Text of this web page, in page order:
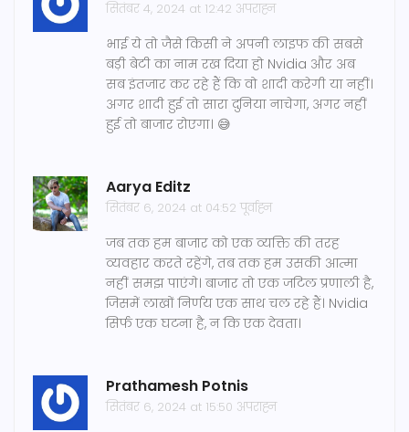
सितंबर 4, 2024 at 12:42 अपराह्न
भाई ये तो जैसे किसी ने अपनी लाइफ की सबसे
बड़ी बेटी का नाम रख दिया हो Nvidia और अब
सब इंतजार कर रहे हैं कि वो शादी करेगी या नहीं।
अगर शादी हुई तो सारा दुनिया नाचेगा, अगर नहीं
हुई तो बाजार रोएगा। 😅
Aarya Editz
सितंबर 6, 2024 at 04:52 पूर्वाह्न
जब तक हम बाजार को एक व्यक्ति की तरह
व्यवहार करते रहेंगे, तब तक हम उसकी आत्मा
नहीं समझ पाएंगे। बाजार तो एक जटिल प्रणाली है,
जिसमें लाखों निर्णय एक साथ चल रहे हैं। Nvidia
सिर्फ एक घटना है, न कि एक देवता।
Prathamesh Potnis
सितंबर 6, 2024 at 15:50 अपराह्न